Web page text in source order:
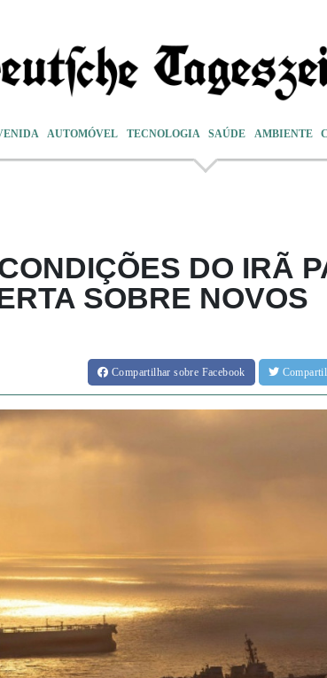
AUTOMÓVEL TECNOLOGIA SAÚDE AMBIENTE
DO IRÃ
SOBRE NOVOS
Compartilharsobre Facebook